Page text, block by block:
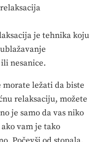
je tehnika koju
nesanice.
morate ležati da biste
relaksaciju, možete
je samo da vas niko
vam je tako